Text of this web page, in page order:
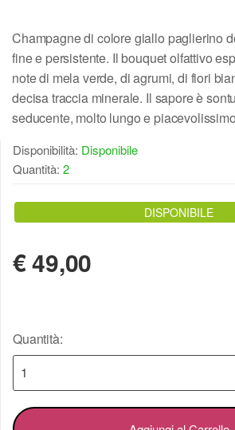
Champagne di colore giallo paglierino
fine e persistente. Il bouquet olfattivo
note di mela verde, di agrumi, di fiori
decisa traccia minerale. Il sapore è
seducente, molto lungo e
Disponibilità: Disponibile
Quantità: 2
DISPONIBILE
€49,00
Quantità: